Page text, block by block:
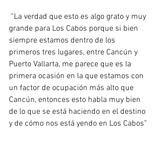
“La verdad que esto es algo grato y muy
grande para Los Cabos porque si bien
siempre estamos dentro de los
primeros tres lugares, entre Cancún y
Puerto Vallarta, me parece que es la
primera ocasión en la que estamos con
un factor de ocupación más alto que
Cancún, entonces esto habla muy bien
de lo que se está haciendo en el destino
y de cómo nos está yendo en Los Cabos”